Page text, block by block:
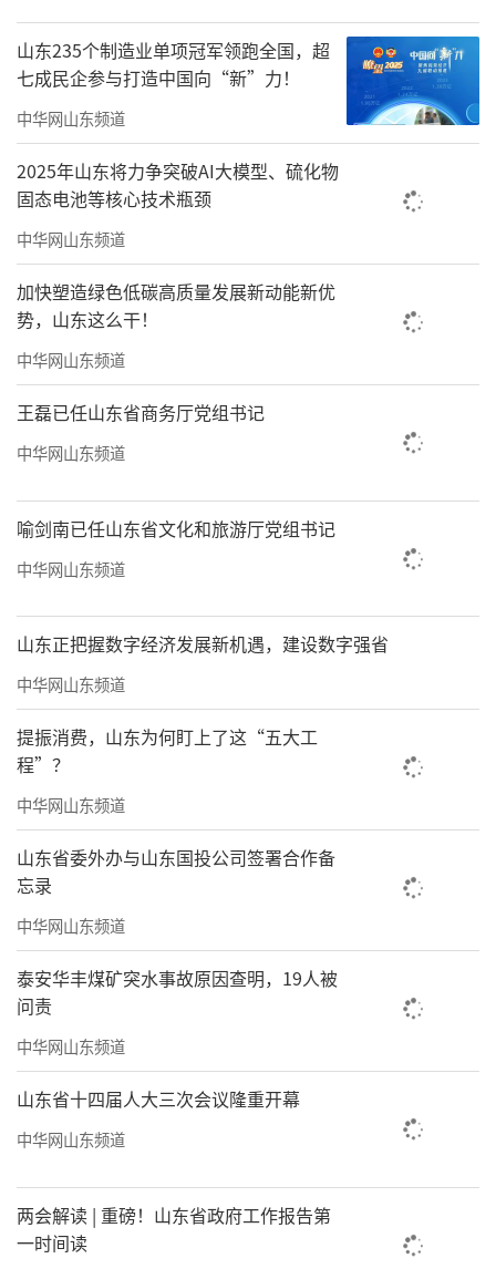
展的基础，保护就是最好的开发。要突出抓好
生态保护、环境治理、绿色发展、民生保障等
工作，优化提升发展规划，把长岛建设成为生
态环保宜居的海岛，打造成全国海洋生态文明
建设的样板。要持续推进美丽乡村建设，不断
改善群众生产生活条件，大力发展生态渔业、
生态旅游业，提升绿色产业发展吸引力，增强
海岛发展活力。要加强海岛文化保护，发挥海
洋文化资源优势，做大做强特色民宿，带动群
众持续增收致富。要更加注重精神文明建设，
推动形成全岛群众爱岛、护岛的良好氛围。要
切实加强党组织建设，全面增强基层党组织政
轻干部储备。
昆嵛山横跨烟威两地，是全球暖温带同纬
度生物多样性最丰富的地区之一。刘家义来到
山东235个制造业单项冠军领跑全国，超
七成民企参与打造中国向“新”力！
中华网山东频道
2025年山东将力争突破AI大模型、硫化物
固态电池等核心技术瓶颈
中华网山东频道
加快塑造绿色低碳高质量发展新动能新优
势，山东这么干！
中华网山东频道
王磊已任山东省商务厅党组书记
中华网山东频道
喻剑南已任山东省文化和旅游厅党组书记
中华网山东频道
山东正把握数字经济发展新机遇，建设数字强省
中华网山东频道
提振消费，山东为何盯上了这“五大工
程”？
中华网山东频道
山东省委外办与山东国投公司签署合作备
忘录
中华网山东频道
泰安华丰煤矿突水事故原因查明，19人被
问责
中华网山东频道
山东省十四届人大三次会议隆重开幕
中华网山东频道
两会解读 | 重磅！山东省政府工作报告第
一时间读